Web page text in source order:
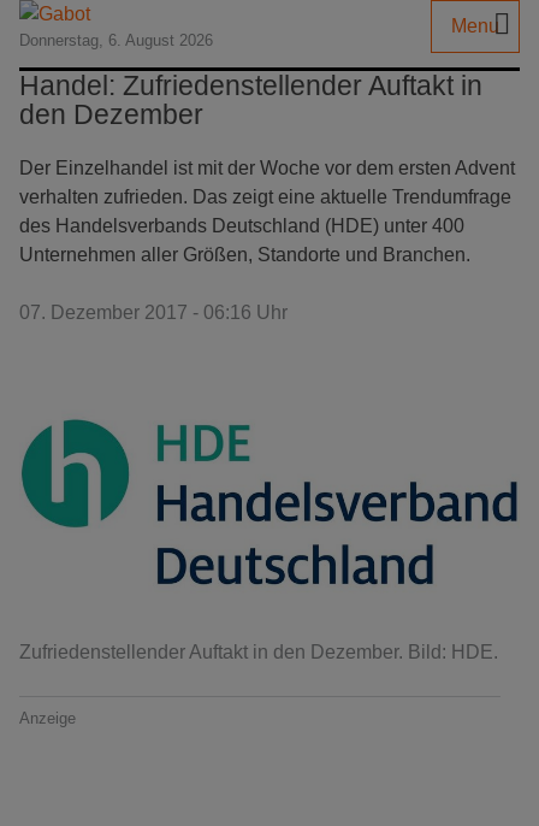
Donnerstag, 6. August 2026
Menu
Handel: Zufriedenstellender Auftakt in
den Dezember
Der Einzelhandel ist mit der Woche vor dem ersten Advent
verhalten zufrieden. Das zeigt eine aktuelle Trendumfrage
des Handelsverbands Deutschland (HDE) unter 400
Unternehmen aller Größen, Standorte und Branchen.
07. Dezember 2017 - 06:16 Uhr
Zufriedenstellender Auftakt in den Dezember. Bild: HDE.
Anzeige